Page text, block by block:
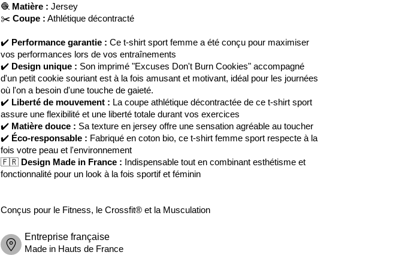
🧶 Matière : Jersey
✂️Coupe : Athlétique décontracté
✔️ Performance garantie : Ce t-shirt sport femme a été conçu pour maximiser
vos performances lors de vos entraînements
✔️ Design unique : Son imprimé "Excuses Don't Burn Cookies" accompagné
d'un petit cookie souriant est à la fois amusant et motivant, idéal pour les journées
où l'on a besoin d'une touche de gaieté.
✔️ Liberté de mouvement : La coupe athlétique décontractée de ce t-shirt sport
assure une flexibilité et une liberté totale durant vos exercices
✔️ Matière douce : Sa texture en jersey offre une sensation agréable au toucher
✔️ Éco-responsable : Fabriqué en coton bio, ce t-shirt femme sport respecte à la
fois votre peau et l'environnement
🇫🇷 Design Made in France : Indispensable tout en combinant esthétisme et
fonctionnalité pour un look à la fois sportif et féminin
Conçus pour le Fitness, le Crossfit® et la Musculation
Entreprise française
Made in Hauts de France